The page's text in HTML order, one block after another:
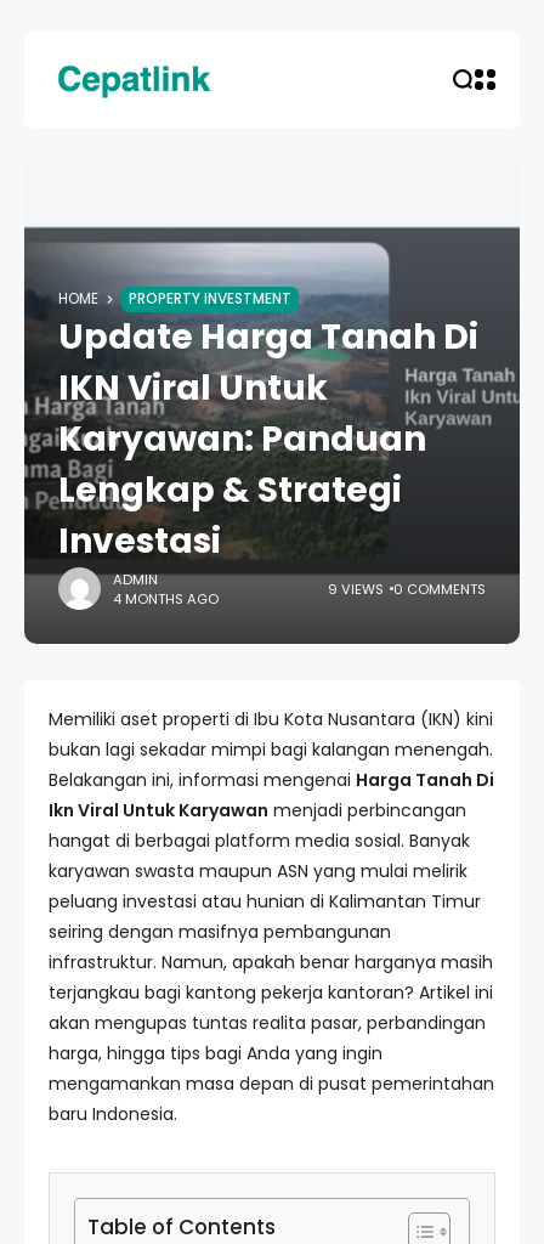
HOME PROPERTY INVESTMENT
Update Harga Tanah Di
IKN Viral Untuk
Karyawan: Panduan
Lengkap & Strategi
Investasi
ADMIN
4 MONTHS AGO
9 VIEWS 0 COMMENTS
Memiliki aset properti di Ibu Kota Nusantara (IKN) kini
bukan lagi sekadar mimpi bagi kalangan menengah.
Belakangan ini, informasi mengenai Harga Tanah Di
Ikn Viral Untuk Karyawan menjadi perbincangan
hangat di berbagai platform media sosial. Banyak
karyawan swasta maupun ASN yang mulai melirik
peluang investasi atau hunian di Kalimantan Timur
seiring dengan masifnya pembangunan
infrastruktur. Namun, apakah benar harganya masih
terjangkau bagi kantong pekerja kantoran? Artikel ini
akan mengupas tuntas realita pasar, perbandingan
harga, hingga tips bagi Anda yang ingin
mengamankan masa depan di pusat pemerintahan
baru Indonesia.
Table of Contents